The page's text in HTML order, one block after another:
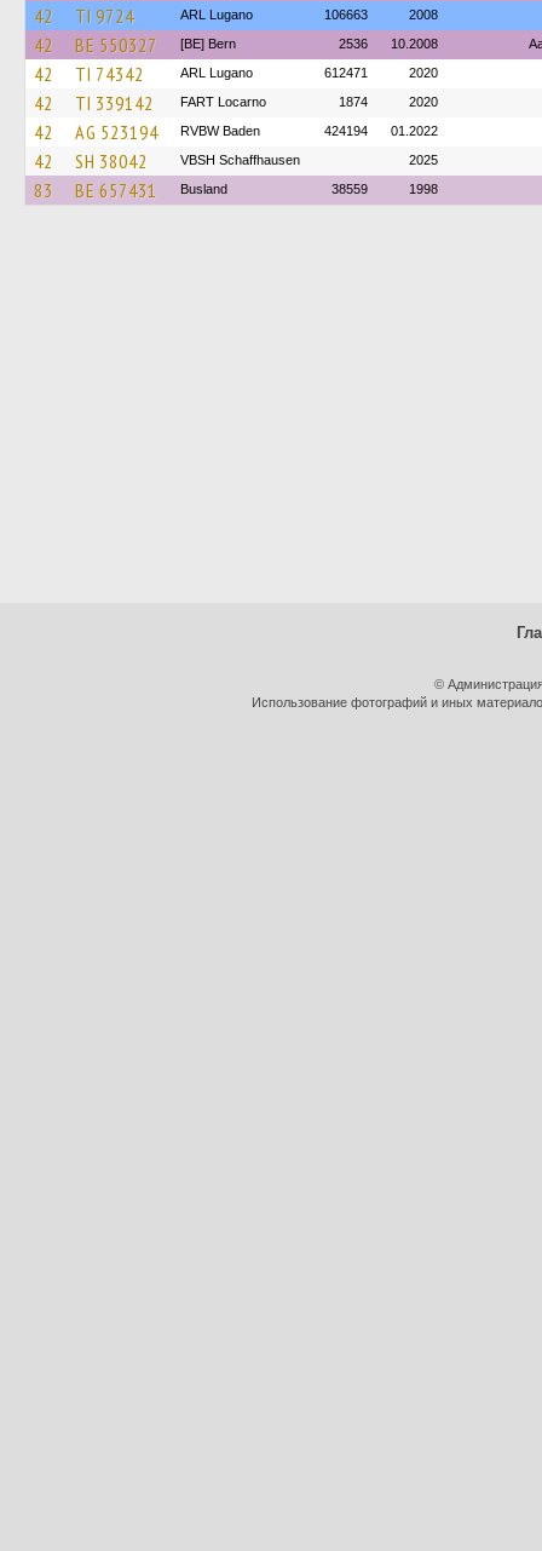
42 TI 9724 ARL Lugano 106663 2008
42 BE 550327 [BE] Bern 2536 10.2008
42 TI 74342 ARL Lugano 612471 2020
42 TI 339142 FART Locarno 1874 2020
42 AG 523194 RVBW Baden 424194 01.2022
42 SH 38042 VBSH Schaffhausen 2025
83 BE 657431 Busland 38559 1998
©
Использование фотографий и иных